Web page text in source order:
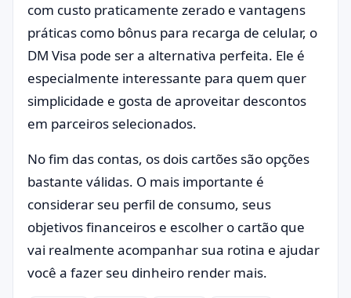
com custo praticamente zerado e vantagens
práticas como bônus para recarga de celular, o
DM Visa pode ser a alternativa perfeita. Ele é
especialmente interessante para quem quer
simplicidade e gosta de aproveitar descontos
em parceiros selecionados.
No fim das contas, os dois cartões são opções
bastante válidas. O mais importante é
considerar seu perfil de consumo, seus
objetivos financeiros e escolher o cartão que
vai realmente acompanhar sua rotina e ajudar
você a fazer seu dinheiro render mais.